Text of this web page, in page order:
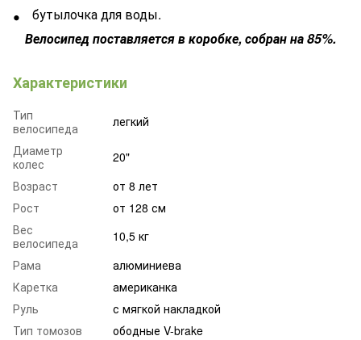
бутылочка для воды.
Велосипед поставляется в коробке, собран на 85%.
Характеристики
Тип
велосипеда
легкий
Диаметр
колес
20"
Возраст
от 8 лет
Рост
от 128 см
Вес
велосипеда
10,5 кг
Рама
алюминиева
Каретка
американка
Руль
с мягкой накладкой
Тип томозов
ободные V-brake